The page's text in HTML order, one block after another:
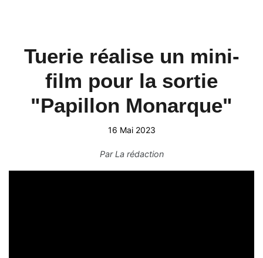
Tuerie réalise un mini-
film pour la sortie
"Papillon Monarque"
16 Mai 2023
ParLa rédaction